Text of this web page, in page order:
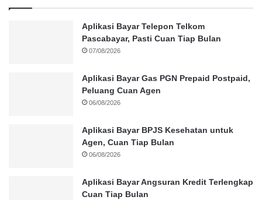
Aplikasi Bayar Telepon Telkom
Pascabayar, Pasti Cuan Tiap Bulan
07/08/2026
Aplikasi Bayar Gas PGN Prepaid Postpaid,
Peluang Cuan Agen
06/08/2026
Aplikasi Bayar BPJS Kesehatan untuk
Agen, Cuan Tiap Bulan
06/08/2026
Aplikasi Bayar Angsuran Kredit Terlengkap
Cuan Tiap Bulan